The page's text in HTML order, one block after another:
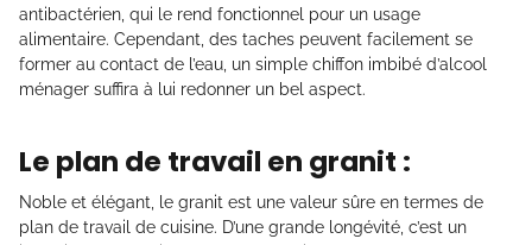
antibactérien, qui le rend fonctionnel pour un usage
alimentaire. Cependant, des taches peuvent facilement se
former au contact de l’eau, un simple chiffon imbibé d’alcool
ménager suffira à lui redonner un bel aspect.
Le plan de travail en granit :
Noble et élégant, le granit est une valeur sûre en termes de
plan de travail de cuisine. D’une grande longévité, c’est un